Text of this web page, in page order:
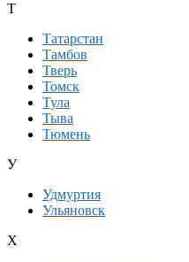
Т
Татарстан
Тамбов
Тверь
Томск
Тула
Тыва
Тюмень
У
Удмуртия
Ульяновск
Х